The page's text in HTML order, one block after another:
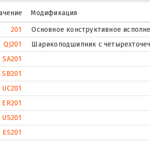
Модификация
201
Основное конструктивное
QJ201
Шарикоподшипник с
SA201
SB201
UC201
ER201
US201
ES201